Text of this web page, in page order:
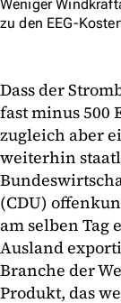
Weniger
zu den EEG-
Dass der
fast minus 500
zugleich aber
weiterhin
(CDU)
am selben Tag
Ausland
Branche der
Produkt, das